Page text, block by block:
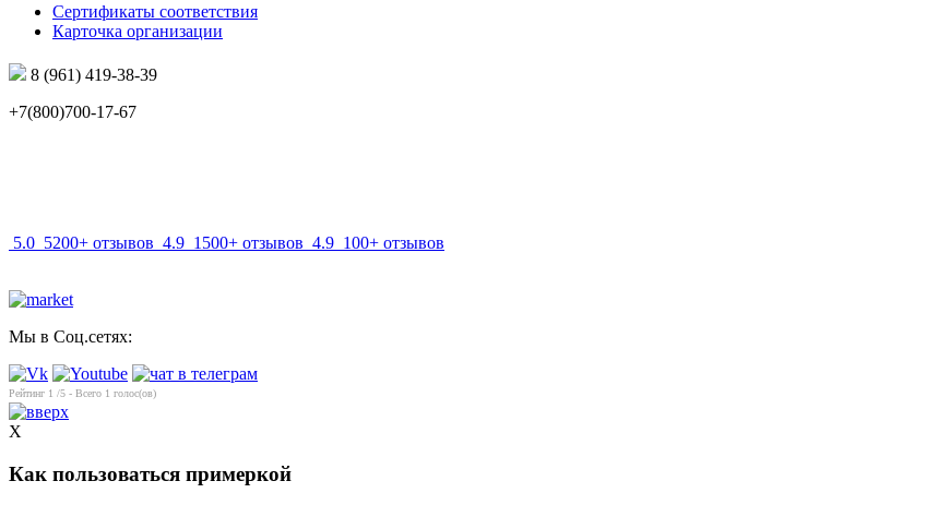
Сертификаты соответствия
Карточка организации
8 (961) 419-38-39
+7(800)700-17-67
5.0 5200+ отзывов 4.9 1500+ отзывов 4.9 100+ отзывов
Мы в Соц.сетях:
Рейтинг 1 /5 - Всего 1 голос(ов)
X
Как пользоваться примеркой